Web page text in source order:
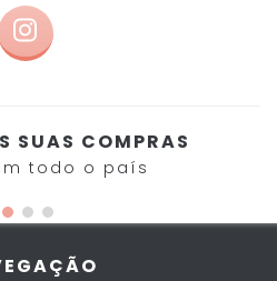
SUAS COMPRAS
todo o país